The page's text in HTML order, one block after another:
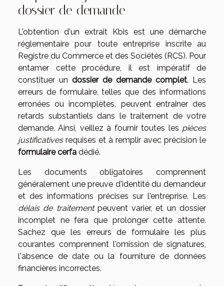
dossier de demande
L'obtention d'un extrait Kbis est une démarche
réglementaire pour toute entreprise inscrite au
Registre du Commerce et des Sociétés (RCS). Pour
entamer cette procédure, il est impératif de
constituer un dossier de demande complet. Les
erreurs de formulaire, telles que des informations
erronées ou incomplètes, peuvent entraîner des
retards substantiels dans le traitement de votre
demande. Ainsi, veillez à fournir toutes les pièces
justificativesrequises et à remplir avec précision le
formulaire cerfa dédié.
Les documents obligatoires comprennent
généralement une preuve d'identité du demandeur
et des informations précises sur l'entreprise. Les
délais de traitementpeuvent varier, et un dossier
incomplet ne fera que prolonger cette attente.
Sachez que les erreurs de formulaire les plus
courantes comprennent l'omission de signatures,
l'absence de date ou la fourniture de données
financières incorrectes.